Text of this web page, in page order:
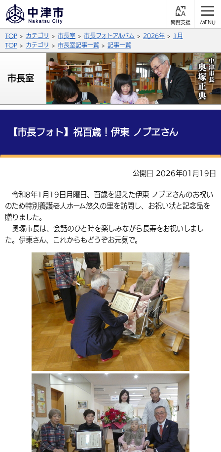
支
背景色
青 白
文字の大きさ
拡大 標準 縮小
言語を選択
英語（English）
中国語（繁体字） 韓国語（한국어）
組織案内
公式SNS
X (Twitter) YouTube
サイト内検索
総合メニュー
保険・年金
福祉・介護 健康・予防
住宅・インフラ
環境・衛生 生涯学習・スポーツ・人権
外国人の方向け情報
入札・契約 産業・雇用
農林水産業
都市整備
子育て・教育
施設情報
手当・助成 健康・医療
相談・支援・情報 計画・施策
観光・移住
観光なび スポットを探す
遊ぶ・体験する グルメ・食べる
買う・おみやげ 四季のイベント・祭り
移住・定住
市政情報
中津市について 市役所の紹介
地方創生・地域活性化 広報・広聴
行政・計画
TOP カテゴリ 市長室 市長フォトアルバム 2026年
1月
TOP
カテゴリ 市長室記事一覧 記事一覧
市長室
【市長フォト】祝百歳！伊東 ノブヱさん
公開日 2026年01月19日
令和8年1月19日月曜日、百歳を迎えた伊東 ノブヱさんのお祝い
のため特別養護老人ホーム悠久の里を訪問し、お祝い状と記念品を
贈りました。
奥塚市長は、会話のひと時を楽しみながら長寿をお祝いしまし
た。伊東さん、これからもどうぞお元気で。